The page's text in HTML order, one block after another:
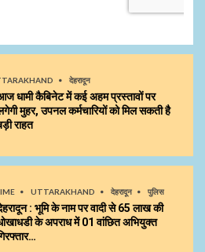
देहरादून
धामी कैबिनेट में कई अहम प्रस्तावों पर
मुहर, उपनल कर्मचारियों को मिल सकती है
राहत
UTTARAKHAND देहरादून पुलिस
: भूमि के नाम पर वादी से 65 लाख की
के अपराध में 01 वांछित अभियुक्त